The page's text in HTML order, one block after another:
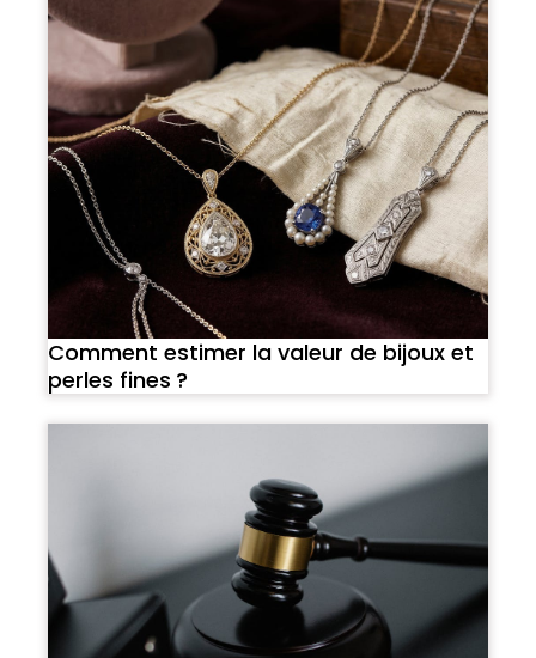
Comment estimer la valeur de bijoux et
perles fines ?